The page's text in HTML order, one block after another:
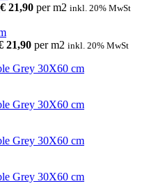
€ 21,90 perm2 inkl. 20% MwSt
21,90 perm2 inkl. 20% MwSt